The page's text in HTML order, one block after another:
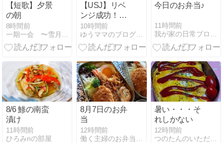
【短歌】夕景
の朝
8時間前
【USJ】リベ
ンジ成功！
『クラッシ
ュ！大悪党ブ
ラッドオレン
ンソーダ』つ
いに食べれた
10時間前
ゆうママのブログ 転妻&年子ママのバタゴロ日記(現在→広島)
今日のお弁当♪
11時間前
8/6 鯵の南蛮
漬け
11時間前
ひろみnの部屋
8月7日のお弁
当
12時間前
暑い・・・そ
れしかない
12時間前
つのたんのいただきます